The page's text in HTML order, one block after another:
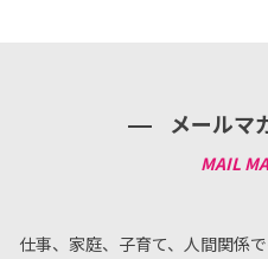
メールマ
仕事、家庭、子育て、人間関係